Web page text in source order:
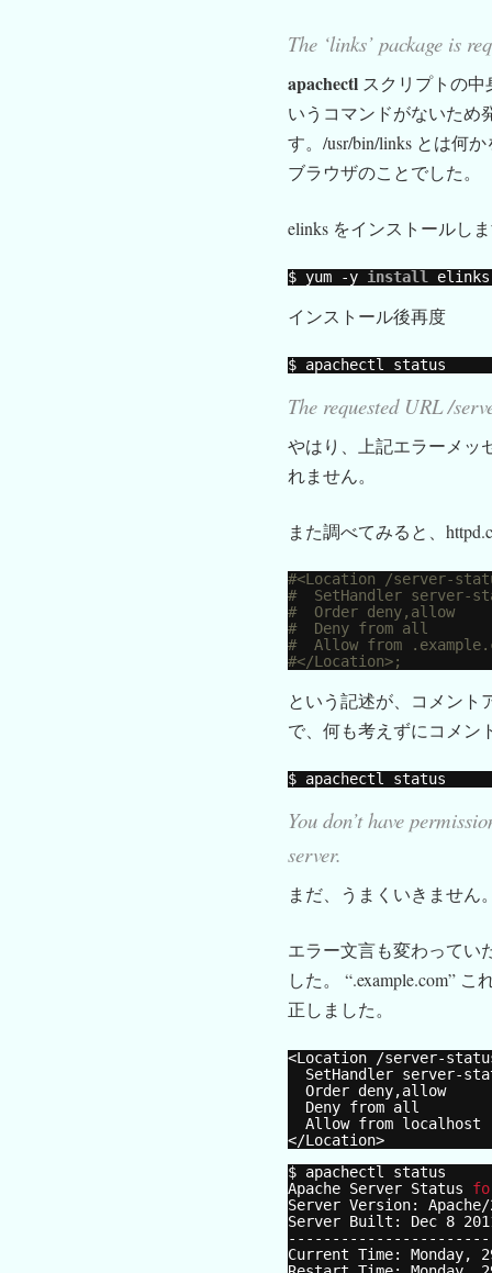
The ‘links’ package is
apachectlスクリプトの中
いうコマンドがないため
す。/usr/bin/links とは何
ブラウザのことでした。
elinks をインストールし
$ yum -y install elinks
インストール後再度
$ apachectl status
The requested URL /
やはり、上記エラーメッ
れません。
また調べてみると、
#<Location /server-
#  SetHandler server-
#  Order deny,allow
#  Deny from all
#  Allow from
#</Location>;
という記述が、コメント
で、何も考えずにコメン
$ apachectl status
You don’t have
server.
まだ、うまくいきません
エラー文言も変わってい
した。 “.example.com”
正しました。
<Location
/server-
SetHandler server-
Order deny,allow
Deny from all
Allow from localhost
</Location>
$ apachectl status
Apache Server Status
Server Version: Apache/
Server Built: Dec 8
Current Time: Monday,